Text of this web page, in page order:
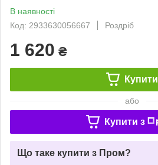
В наявності
Код: 2933630056667
Роздріб
1 620 ₴
Купити
або
Купити з
Що таке купити з Пром?